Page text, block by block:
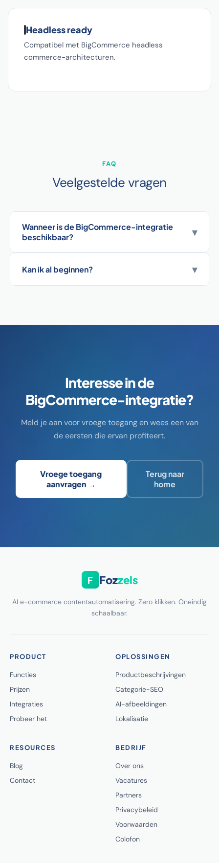
Headless ready
Compatibel met BigCommerce headless
commerce-architecturen.
FAQ
Veelgestelde vragen
Wanneer is de BigCommerce-integratie
beschikbaar?
▾
Kan ik al beginnen? ▾
Interesse in de
BigCommerce-integratie?
Meld je aan voor vroege toegang en wees een van
de eersten die ervan profiteert.
Vroege toegang
aanvragen →
Terug naar
home
F Fozzels
AI e-commerce contentautomatisering. Zero klikken. Oneindig
schaalbaar.
PRODUCT
Functies
Prijzen
Integraties
Probeer het
OPLOSSINGEN
Productbeschrijvingen
Categorie-SEO
AI-afbeeldingen
Lokalisatie
RESOURCES
Blog
Contact
BEDRIJF
Over ons
Vacatures
Partners
Privacybeleid
Voorwaarden
Colofon